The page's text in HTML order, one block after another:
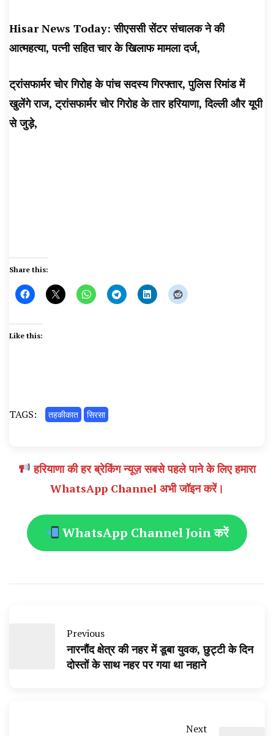
Hisar News Today: सीएससी सेंटर संचालक ने की
आत्महत्या, पत्नी सहित चार के खिलाफ मामला दर्ज,
ट्रांसफार्मर चोर गिरोह के पांच सदस्य गिरफ्तार, पुलिस रिमांड में
खुलेंगे राज, ट्रांसफार्मर चोर गिरोह के तार हरियाणा, दिल्ली और यूपी
से जुड़े,
Share this:
Like this:
TAGS: तहकीकात सिरसा
हरियाणा की हर ब्रेकिंग न्यूज़ सबसे पहले पाने के लिए हमारा
WhatsApp Channel अभी जॉइन करें।
WhatsApp Channel Join करें
Previous
नारनौंद क्षेत्र की नहर में डूबा युवक, छुट्टी के दिन
दोस्तों के साथ नहर पर गया था नहाने
Next